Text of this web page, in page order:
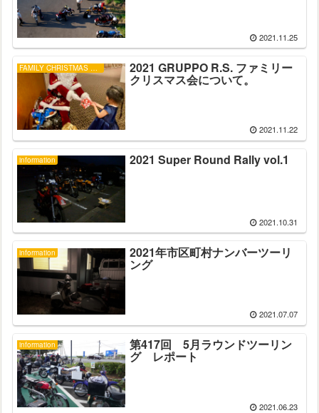
2021.11.25
2021 GRUPPO R.S. ファミリー
クリスマス会について。
2021.11.22
information 2021 Super Round Rally vol.1
2021.10.31
information 2021年市区町村ナンバーツーリ
ング
2021.07.07
information 第417回 5月ラウンドツーリン
グ レポート
2021.06.23